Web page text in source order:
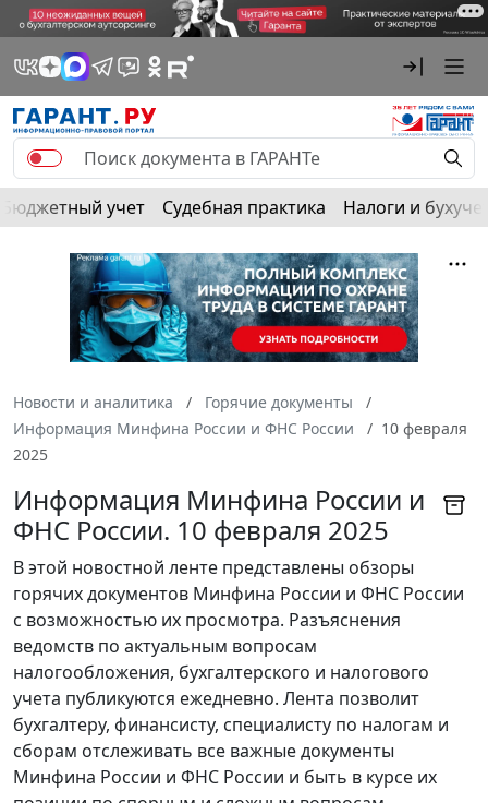
Бюджетный учет Судебная практика Налоги и
Новости и аналитика
Горячие документы
Информация Минфина России и ФНС России
10 февраля
2025
Информация Минфина России и
ФНС России. 10 февраля 2025
В этой новостной ленте представлены обзоры
горячих документов Минфина России и ФНС России
с возможностью их просмотра. Разъяснения
ведомств по актуальным вопросам
налогообложения, бухгалтерского и налогового
учета публикуются ежедневно. Лента позволит
бухгалтеру, финансисту, специалисту по налогам и
сборам отслеживать все важные документы
Минфина России и ФНС России и быть в курсе их